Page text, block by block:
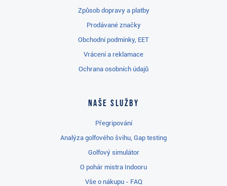
Způsob dopravy a platby
Prodávané značky
Obchodní podmínky, EET
Vrácení a reklamace
Ochrana osobních údajů
Naše služby
Přegripování
Analýza golfového švihu, Gap testing
Golfový simulátor
O pohár mistra Indooru
Vše o nákupu - FAQ